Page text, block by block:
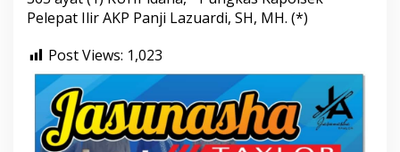
Pelepat Ilir AKP Panji Lazuardi, SH, MH. (*)
Post Views: 1,023